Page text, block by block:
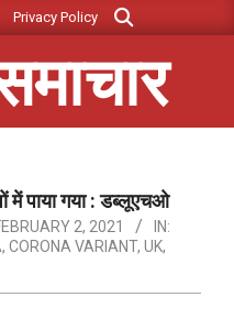
Privacy Policy
Search
में पाया गया : डब्लूएचओ
2, 2021
IN:
, CORONA VARIANT, UK,